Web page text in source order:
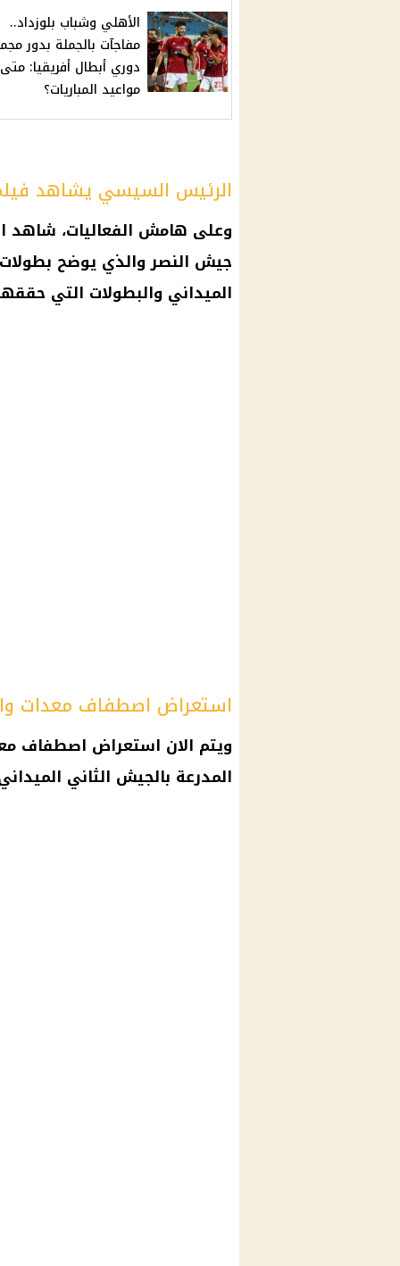
الأهلي وشباب بلوزداد..
مفاجآت بالجملة بدور
دوري أبطال أفريقيا: متى
مواعيد المباريات؟
الرئيس السيسي يشاهد
وعلى هامش الفعاليات، شاهد
جيش النصر والذي يوضح
الميداني والبطولات التي حققها في 6 أكتوبر ضد
استعراض اصطفاف معدات
ويتم الان استعراض اصطفاف
المدرعة بالجيش الثاني